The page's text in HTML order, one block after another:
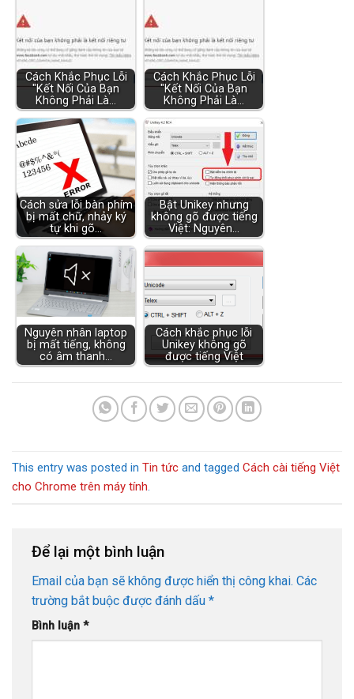
Cách Khắc Phục Lỗi
"Kết Nối Của Bạn
Không Phải Là…
Cách Khắc Phục Lỗi
"Kết Nối Của Bạn
Không Phải Là…
Cách sửa lỗi bàn phím
bị mất chữ, nhảy ký
tự khi gõ…
Bật Unikey nhưng
không gõ được tiếng
Việt: Nguyên…
Nguyên nhân laptop
bị mất tiếng, không
có âm thanh…
Cách khắc phục lỗi
Unikey không gõ
được tiếng Việt
This entry was posted in Tin tức and tagged Cách cài tiếng Việt
cho Chrome trên máy tính.
Để lại một bình luận
Email của bạn sẽ không được hiển thị công khai. Các
trường bắt buộc được đánh dấu *
Bình luận *